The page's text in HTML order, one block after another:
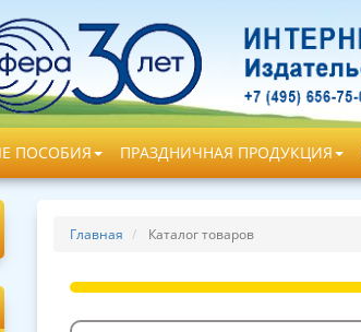
ПОСОБИЯ ПРАЗДНИЧНАЯ ПРОДУКЦИЯ
Главная Каталог товаров